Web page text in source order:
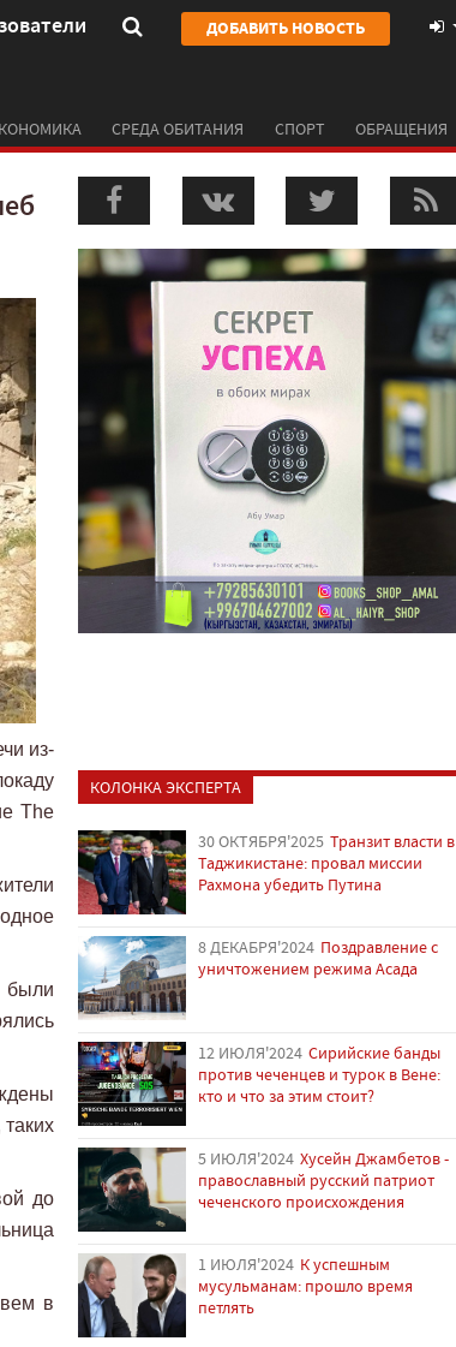
ДОБАВИТЬ НОВОСТЬ
СРЕДА ОБИТАНИЯ СПОРТ ОБРАЩЕНИЯ
из-
The
были
до
в
КОЛОНКА ЭКСПЕРТА
30 ОКТЯБРЯ'2025 Транзит власти в
Таджикистане: провал миссии
Рахмона убедить Путина
8 ДЕКАБРЯ'2024 Поздравление с
уничтожением режима Асада
12 ИЮЛЯ'2024 Сирийские банды
против чеченцев и турок в Вене:
кто и что за этим стоит?
5 ИЮЛЯ'2024 Хусейн Джамбетов -
православный русский патриот
чеченского происхождения
1 ИЮЛЯ'2024 К успешным
мусульманам: прошло время
петлять